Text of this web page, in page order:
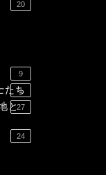
20
9
たち
1
と27
24